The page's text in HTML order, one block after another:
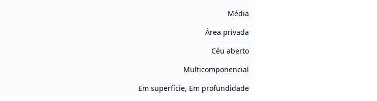
Média
Área privada
Céu aberto
Multicomponencial
Em superfície, Em profundidade